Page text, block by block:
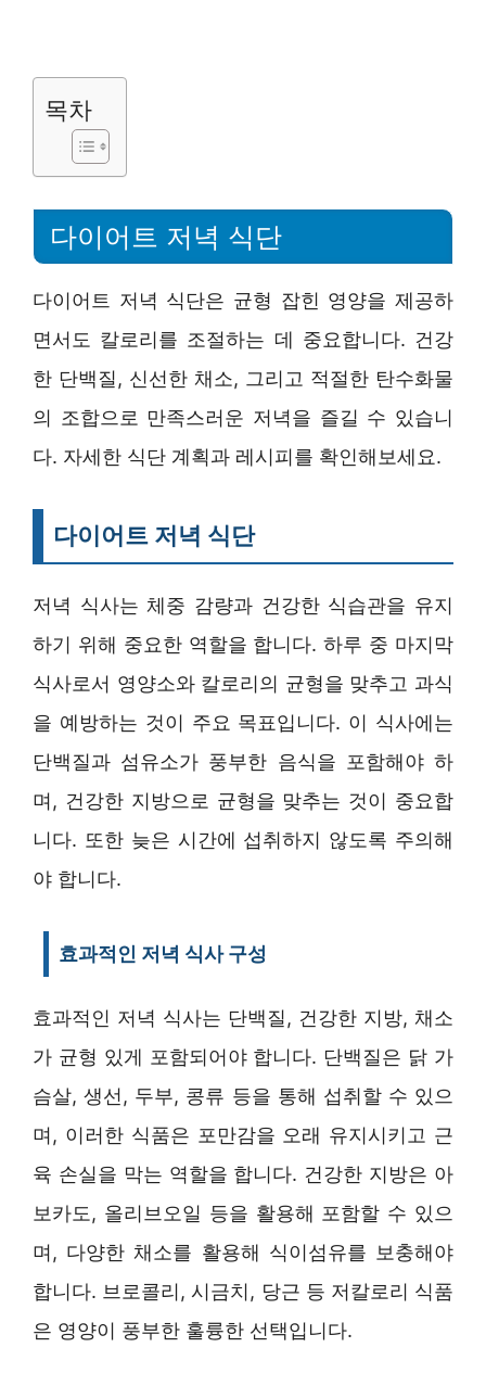
목차
다이어트 저녁 식단
다이어트 저녁 식단은 균형 잡힌 영양을 제공하
면서도 칼로리를 조절하는 데 중요합니다. 건강
한 단백질, 신선한 채소, 그리고 적절한 탄수화물
의 조합으로 만족스러운 저녁을 즐길 수 있습니
다. 자세한 식단 계획과 레시피를 확인해보세요.
다이어트 저녁 식단
저녁 식사는 체중 감량과 건강한 식습관을 유지
하기 위해 중요한 역할을 합니다. 하루 중 마지막
식사로서 영양소와 칼로리의 균형을 맞추고 과식
을 예방하는 것이 주요 목표입니다. 이 식사에는
단백질과 섬유소가 풍부한 음식을 포함해야 하
며, 건강한 지방으로 균형을 맞추는 것이 중요합
니다. 또한 늦은 시간에 섭취하지 않도록 주의해
야 합니다.
효과적인 저녁 식사 구성
효과적인 저녁 식사는 단백질, 건강한 지방, 채소
가 균형 있게 포함되어야 합니다. 단백질은 닭 가
슴살, 생선, 두부, 콩류 등을 통해 섭취할 수 있으
며, 이러한 식품은 포만감을 오래 유지시키고 근
육 손실을 막는 역할을 합니다. 건강한 지방은 아
보카도, 올리브오일 등을 활용해 포함할 수 있으
며, 다양한 채소를 활용해 식이섬유를 보충해야
합니다. 브로콜리, 시금치, 당근 등 저칼로리 식품
은 영양이 풍부한 훌륭한 선택입니다.